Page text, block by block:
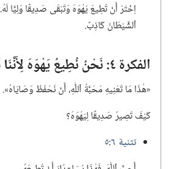
اِخْتَرْ أَنْ تُطِيعَ يَهْوَهَ وَتَبْقَى صَدِيقًا وَلِيًّا
ٱلشَّيْطَانَ كَاذِبٌ.‏
الفكرة ٤:‏ نَحْنُ نُطِيعُ يَهْوَهَ لِأَنَّنَا نُحِبُّهُ
‏«هٰذَا مَا تَعْنِيهِ مَحَبَّةُ ٱللّٰهِ،‏ أَنْ نَحْفَظَ
كَيْفَ تَصِيرُ صَدِيقًا لِيَهْوَهَ؟‏
تثنية ٦:‏٥